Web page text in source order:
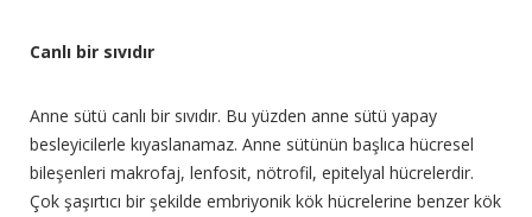
Canlı bir sıvıdır
Anne sütü canlı bir sıvıdır. Bu yüzden anne sütü yapay
besleyicilerle kıyaslanamaz. Anne sütünün başlıca hücresel
bileşenleri makrofaj, lenfosit, nötrofil, epitelyal hücrelerdir.
Çok şaşırtıcı bir şekilde embriyonik kök hücrelerine benzer kök